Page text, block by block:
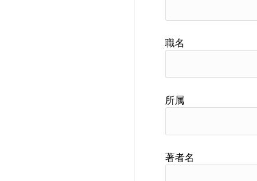
職名
所属
著者名